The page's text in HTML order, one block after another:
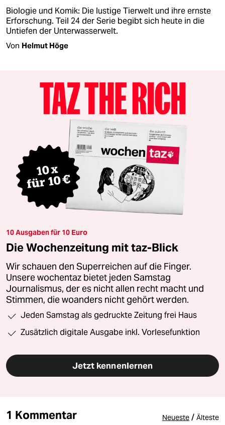
Biologie und Komik: Die lustige Tierwelt und ihre ernste
Erforschung. Teil 24 der Serie begibt sich heute in die
Untiefen der Unterwasserwelt.
Von Helmut Höge
10 Ausgaben für 10 Euro
Die Wochenzeitung mit taz-Blick
Wir schauen den Superreichen auf die Finger.
Unsere wochentaz bietet jeden Samstag
Journalismus, der es nicht allen recht macht und
Stimmen, die woanders nicht gehört werden.
Jeden Samstag als gedruckte Zeitung frei Haus
Zusätzlich digitale Ausgabe inkl. Vorlesefunktion
Jetzt kennenlernen
1 Kommentar Neueste / Älteste